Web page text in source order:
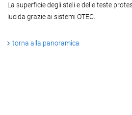
La superficie degli steli e delle teste
lucida grazie ai sistemi OTEC.
torna alla panoramica